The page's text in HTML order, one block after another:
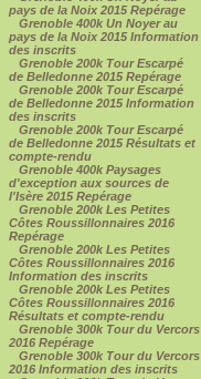
pays de la Noix 2015 Repérage
Grenoble 400k Un Noyer au
pays de la Noix 2015 Information
des inscrits
Grenoble 200k Tour Escarpé
de Belledonne 2015 Repérage
Grenoble 200k Tour Escarpé
de Belledonne 2015 Information
des inscrits
Grenoble 200k Tour Escarpé
de Belledonne 2015 Résultats et
compte-rendu
Grenoble 400k Paysages
d'exception aux sources de
l'Isère 2015 Repérage
Grenoble 200k Les Petites
Côtes Roussillonnaires 2016
Repérage
Grenoble 200k Les Petites
Côtes Roussillonnaires 2016
Information des inscrits
Grenoble 200k Les Petites
Côtes Roussillonnaires 2016
Résultats et compte-rendu
Grenoble 300k Tour du Vercors
2016 Repérage
Grenoble 300k Tour du Vercors
2016 Information des inscrits